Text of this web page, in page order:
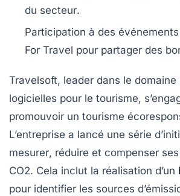
du secteur.
Participation à des
For Travel pour partager des
Travelsoft, leader dans le domaine
logicielles pour le tourisme,
promouvoir un tourisme
L’entreprise a lancé une série
mesurer, réduire et compenser
CO2. Cela inclut la réalisation d’un
pour identifier les sources